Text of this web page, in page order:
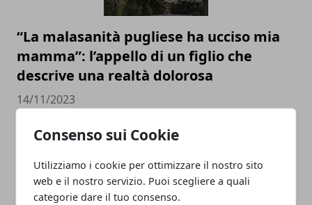
Consenso sui Cookie
Utilizziamo i cookie per ottimizzare il nostro sito
web e il nostro servizio. Puoi scegliere a quali
categorie dare il tuo consenso.
“La malasanità pugliese ha ucciso mia
mamma”: l’appello di un figlio che
descrive una realtà dolorosa
14/11/2023